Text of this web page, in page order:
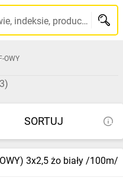
Szukaj po nazwie, indeksie, producencie, kodzie kreskowym...
OWY
SORTUJ
3x2,5 żo biały /100m/